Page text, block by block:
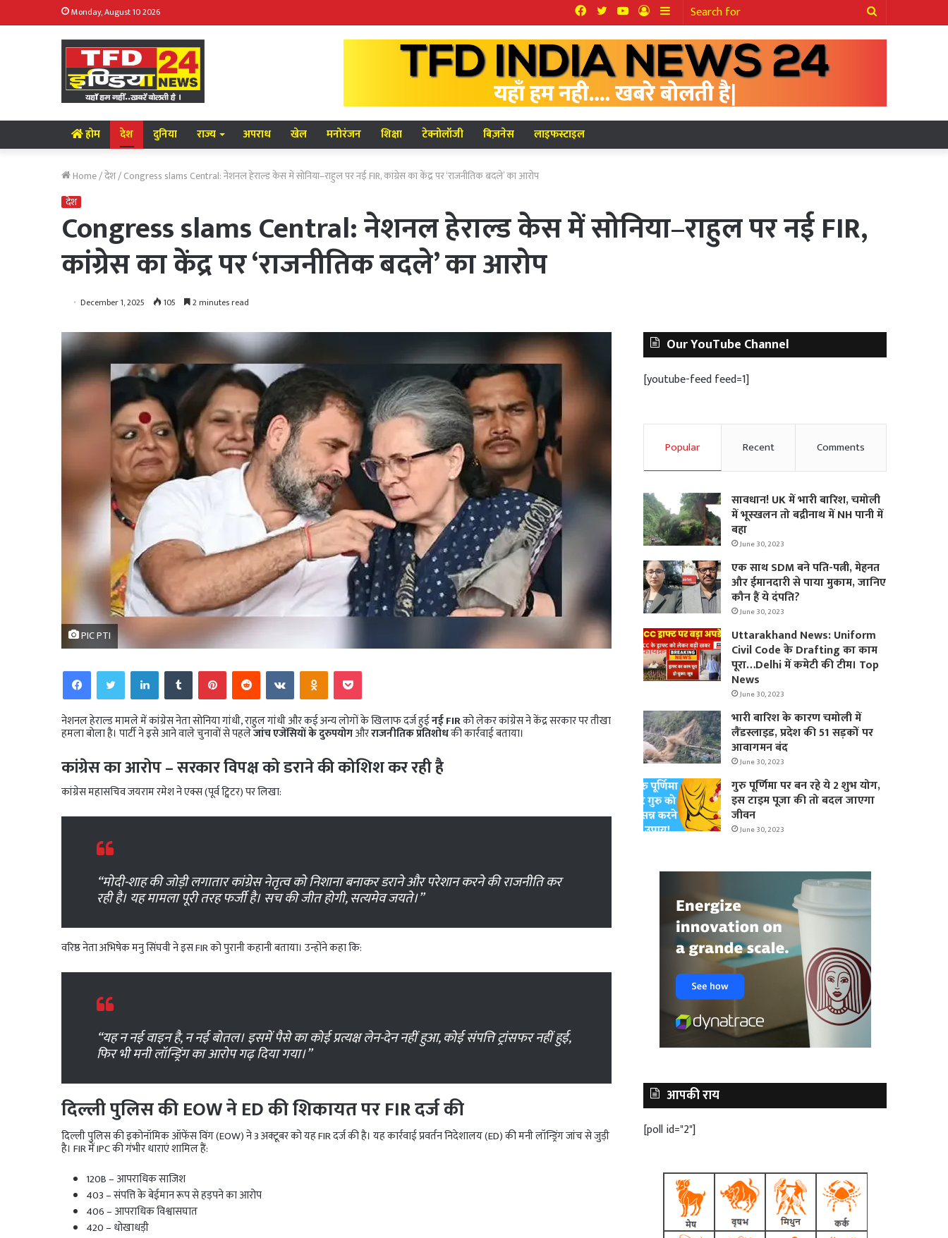
Monday, August 10 2026
Search
for
Sidebar
Log
In
YouTube
Twitter
Facebook
होम देश दुनिया राज्य अपराध खेल मनोरंजन शिक्षा टेक्नोलॉजी बिज़नेस लाइफस्टाइल
Home/देश/Congress slams Central: नेशनल हेराल्ड केस में सोनिया–राहुल पर नई FIR, कांग्रेस का केंद्र पर ‘राजनीतिक बदले’ का आरोप
देश
Congress slams Central: नेशनल हेराल्ड केस में सोनिया–राहुल पर नई FIR,
कांग्रेस का केंद्र पर ‘राजनीतिक बदले’ का आरोप
December 1, 2025 105 2 minutes read
PIC PTI
FacebookTwitterLinkedInTumblrPinterestRedditVKontakteOdnoklassniki
Pocket
नेशनल हेराल्ड मामले में कांग्रेस नेता सोनिया गांधी, राहुल गांधी और कई अन्य लोगों के खिलाफ दर्ज हुईनई FIRको लेकर कांग्रेस ने केंद्र सरकार पर तीखा
हमला बोला है। पार्टी ने इसे आने वाले चुनावों से पहलेजांच एजेंसियों के दुरुपयोगऔरराजनीतिक प्रतिशोधकी कार्रवाई बताया।
कांग्रेस का आरोप – सरकार विपक्ष को डराने की कोशिश कर रही है
कांग्रेस महासचिव जयराम रमेश ने एक्स (पूर्व ट्विटर) पर लिखा:
“मोदी-शाह की जोड़ी लगातार कांग्रेस नेतृत्व को निशाना बनाकर डराने और परेशान करने की राजनीति कर
रही है। यह मामला पूरी तरह फर्जी है। सच की जीत होगी, सत्यमेव जयते।”
वरिष्ठ नेता अभिषेक मनु सिंघवी ने इस FIR को पुरानी कहानी बताया। उन्होंने कहा कि:
“यह न नई वाइन है, न नई बोतल। इसमें पैसे का कोई प्रत्यक्ष लेन-देन नहीं हुआ, कोई संपत्ति ट्रांसफर नहीं हुई,
फिर भी मनी लॉन्ड्रिंग का आरोप गढ़ दिया गया।”
दिल्ली पुलिस की EOW ने ED की शिकायत पर FIR दर्ज की
दिल्ली पुलिस की इकोनॉमिक ऑफेंस विंग (EOW) ने 3 अक्टूबर को यह FIR दर्ज की है। यह कार्रवाई प्रवर्तन निदेशालय (ED) की मनी लॉन्ड्रिंग जांच से जुड़ी
है। FIR में IPC की गंभीर धाराएं शामिल हैं:
120B – आपराधिक साजिश
403 – संपत्ति के बेईमान रूप से हड़पने का आरोप
406 – आपराधिक विश्वासघात
420 – धोखाधड़ी
Our YouTube Channel
[youtube-feed feed=1]
Popular Recent Comments
सावधान! UK में भारी बारिश, चमोली
में भूस्‍खलन तो बद्रीनाथ में NH पानी में
बहा
June 30, 2023
एक साथ SDM बने पति-पत्नी, मेहनत
और ईमानदारी से पाया मुकाम, जानिए
कौन हैं ये दंपति?
June 30, 2023
Uttarakhand News: Uniform
Civil Code के Drafting का काम
पूरा…Delhi में कमेटी की टीम। Top
News
June 30, 2023
भारी बारिश के कारण चमोली में
लैंडस्लाइड, प्रदेश की 51 सड़कों पर
आवागमन बंद
June 30, 2023
गुरु पूर्णिमा पर बन रहे ये 2 शुभ योग,
इस टाइम पूजा की तो बदल जाएगा
जीवन
June 30, 2023
आपकी राय
[poll id="2"]